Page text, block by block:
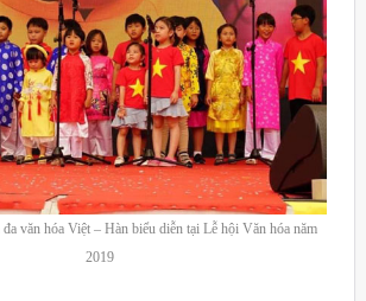
văn hóa Việt – Hàn biểu diễn tại Lễ hội Văn hóa năm
2019